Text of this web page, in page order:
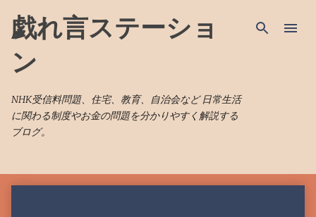
スキップしてメイン コンテンツに移動
戯れ言ステーショ
ン
NHK受信料問題、住宅、教育、自治会など 日常生活
に関わる制度やお金の問題を分かりやすく解説する
ブログ。